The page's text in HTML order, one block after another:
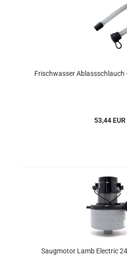
Frischwasser Ablassschlauch
53,44 EUR
Saugmotor Lamb Electric